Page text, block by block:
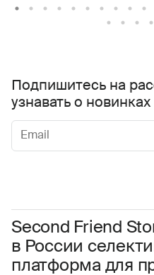
Second Friend
в России
платформа для
Подпишитесь на
узнавать о
Соглашаюсь с условиями
Даю согласие на получение